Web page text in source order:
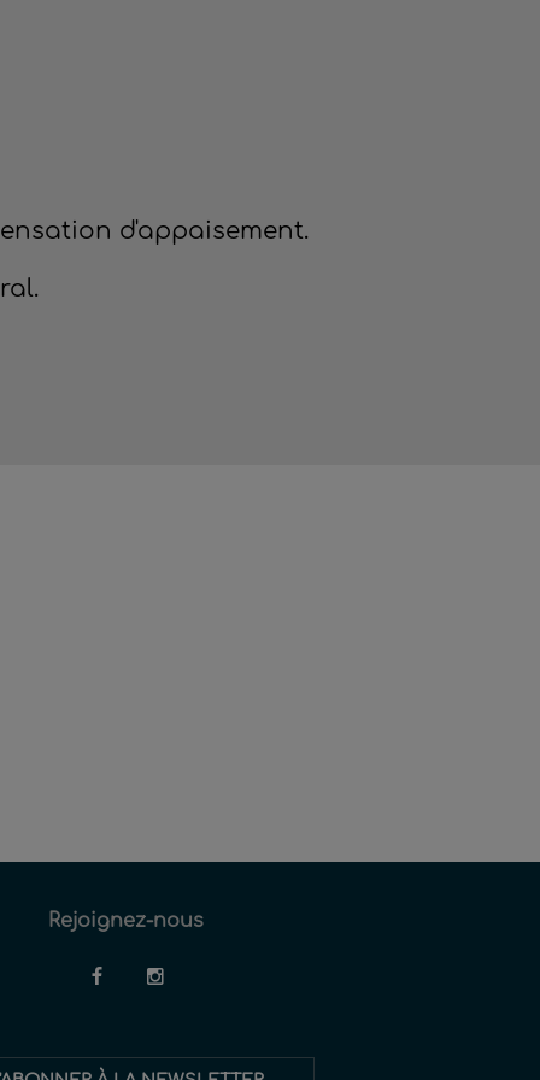
d'appaisement.
Rejoignez-nous